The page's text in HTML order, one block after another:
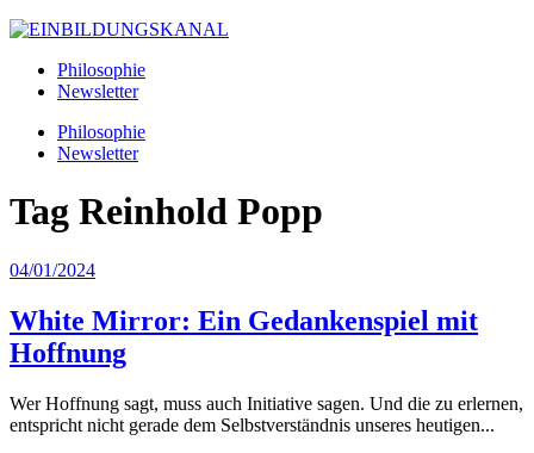
Philosophie
Newsletter
Philosophie
Newsletter
Tag Reinhold Popp
04/01/2024
White Mirror: Ein Gedankenspiel mit
Hoffnung
Wer Hoffnung sagt, muss auch Initiative sagen. Und die zu erlernen,
entspricht nicht gerade dem Selbstverständnis unseres heutigen...